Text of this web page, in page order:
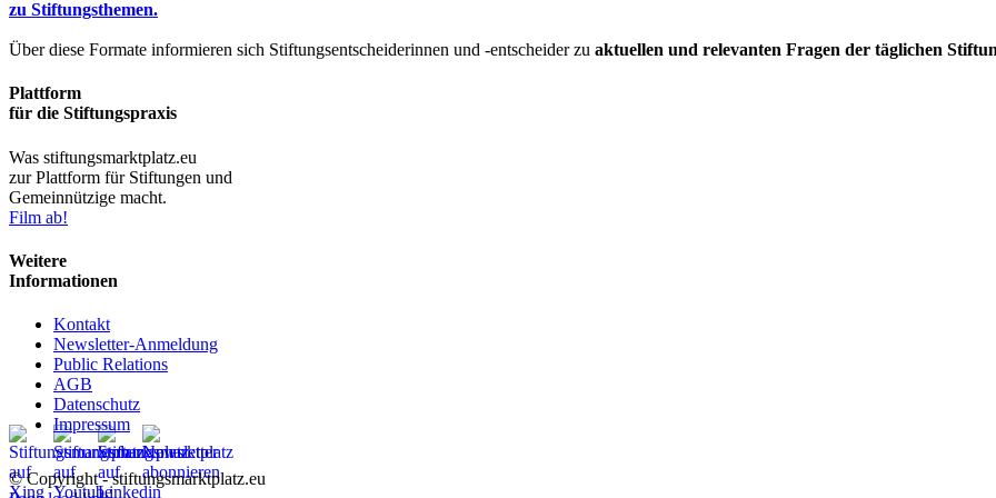
zu Stiftungsthemen.
Über diese Formate informieren sich Stiftungsentscheiderinnen und -entscheider zu aktuellen und relevanten Fragen der täglichen
Plattform
für die Stiftungspraxis
Was stiftungsmarktplatz.eu
zur Plattform für Stiftungen und
Gemeinnützige macht.
Film ab!
Weitere
Informationen
Kontakt
Newsletter-Anmeldung
Public Relations
AGB
Datenschutz
Impressum
© Copyright - stiftungsmarktplatz.eu